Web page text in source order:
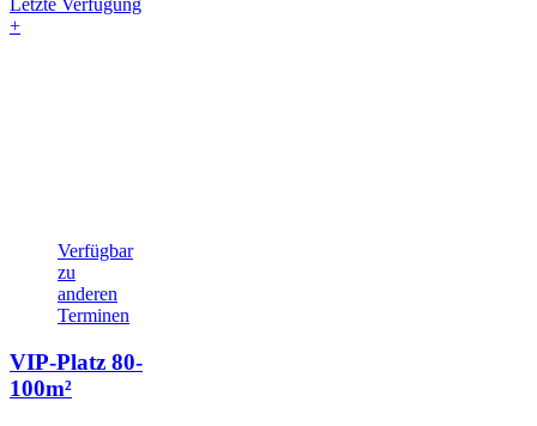
Letzte Verfügung
+
Verfügbar
zu
anderen
Terminen
VIP-Platz 80-
100m²